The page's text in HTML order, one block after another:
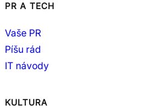
PR A TECH
Vaše PR
Píšu rád
IT návody
KULTURA